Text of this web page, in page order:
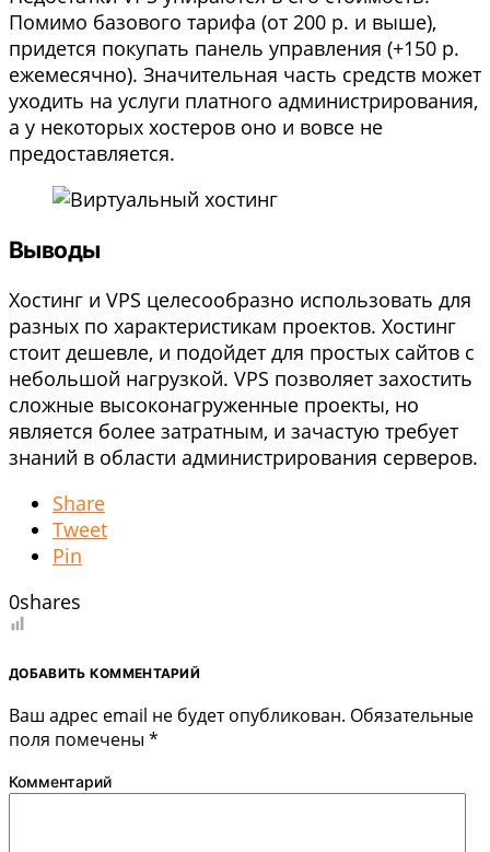
Помимо базового тарифа (от 200 р. и выше),
придется покупать панель управления (+150 р.
ежемесячно). Значительная часть средств может
уходить на услуги платного администрирования,
а у некоторых хостеров оно и вовсе не
предоставляется.
Выводы
Хостинг и VPS целесообразно использовать для
разных по характеристикам проектов. Хостинг
стоит дешевле, и подойдет для простых сайтов с
небольшой нагрузкой. VPS позволяет захостить
сложные высоконагруженные проекты, но
является более затратным, и зачастую требует
знаний в области администрирования серверов.
Share
Tweet
Pin
0shares
ДОБАВИТЬ КОММЕНТАРИЙ
Ваш адрес email не будет опубликован. Обязательные
поля помечены *
Комментарий